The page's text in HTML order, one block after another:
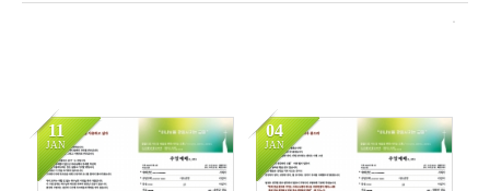
11
JAN
155
04
JAN
165